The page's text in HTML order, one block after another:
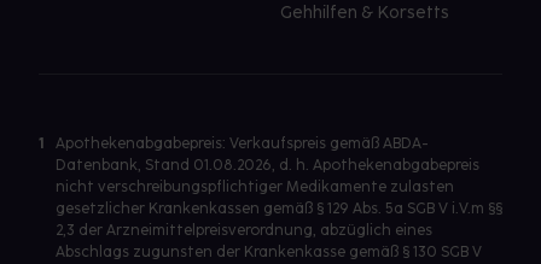
Gehhilfen & Korsetts
1
Apothekenabgabepreis: Verkaufspreis gemäß ABDA-
Datenbank, Stand 01.08.2026, d. h. Apothekenabgabepreis
nicht verschreibungspflichtiger Medikamente zulasten
gesetzlicher Krankenkassen gemäß § 129 Abs. 5a SGB V i.V.m §§
2,3 der Arzneimittelpreisverordnung, abzüglich eines
Abschlags zugunsten der Krankenkasse gemäß § 130 SGB V